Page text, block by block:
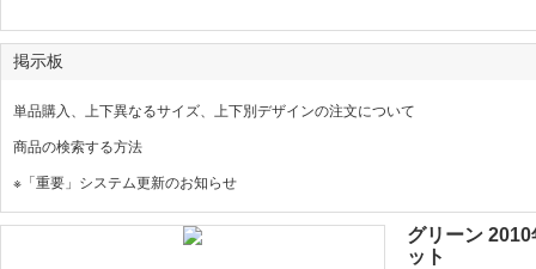
掲示板
単品購入、上下異なるサイズ、上下別デザインの注文について
商品の検索する方法
※「重要」システム更新のお知らせ
グリーン
ット